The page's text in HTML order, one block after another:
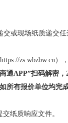
或现场纸质递交
zs.wbzbw.cn）
通APP”扫码解密
所有报价单位均完
纸质响应文件。